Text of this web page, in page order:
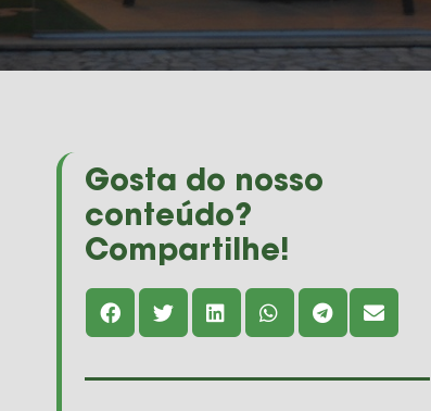
Gosta do nosso
conteúdo?
Compartilhe!